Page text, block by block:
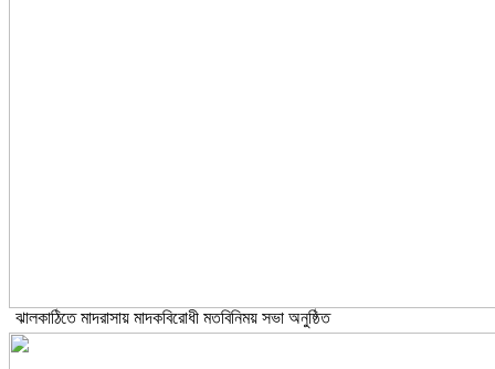
ঝালকাঠিতে মাদরাসায় মাদকবিরোধী মতবিনিময় সভা অনুষ্ঠিত